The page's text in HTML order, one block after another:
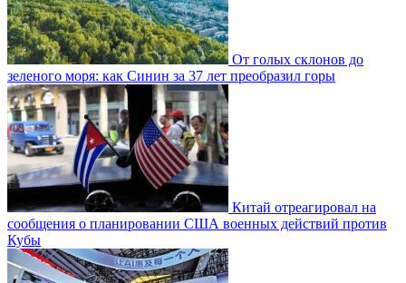
От голых склонов до
зеленого моря: как Синин за 37 лет преобразил горы
Китай отреагировал на
сообщения о планировании США военных действий против
Кубы